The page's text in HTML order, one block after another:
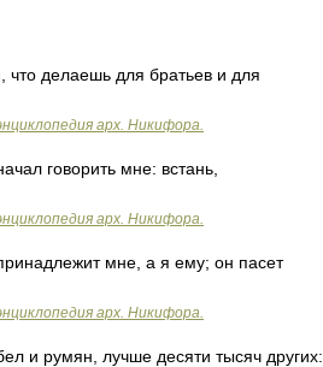
делаешь для братьев и для
арх. Никифора.
говорить мне: встань,
арх. Никифора.
мне, а я ему; он пасет
арх. Никифора.
и румян, лучше десяти тысяч других: